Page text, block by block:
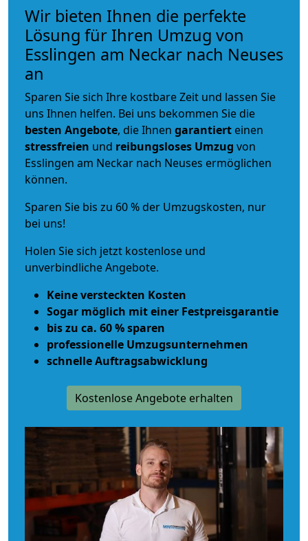
Wir bieten Ihnen die perfekte
Lösung für Ihren Umzug von
Esslingen am Neckar nach Neuses
an
Sparen Sie sich Ihre kostbare Zeit und lassen Sie
uns Ihnen helfen. Bei uns bekommen Sie die
besten Angebote, die Ihnen garantiert einen
stressfreien und reibungsloses Umzug von
Esslingen am Neckar nach Neuses ermöglichen
können.
Sparen Sie bis zu 60 % der Umzugskosten, nur
bei uns!
Holen Sie sich jetzt kostenlose und
unverbindliche Angebote.
Keine versteckten Kosten
Sogar möglich mit einer Festpreisgarantie
bis zu ca. 60 % sparen
professionelle Umzugsunternehmen
schnelle Auftragsabwicklung
Kostenlose Angebote erhalten